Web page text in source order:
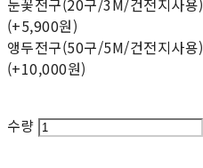
눈꽃전구(20구/3M/건전지사용)
(+5,900원)
앵두전구(50구/5M/건전지사용)
(+10,000원)
수량